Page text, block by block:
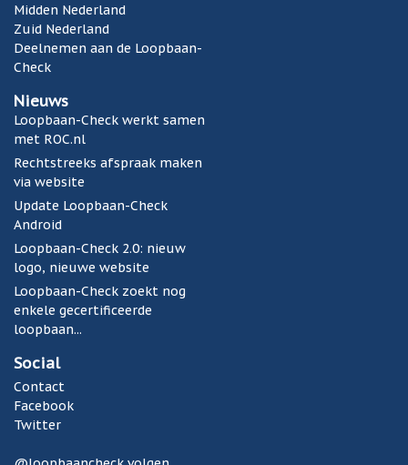
Midden Nederland
Zuid Nederland
Deelnemen aan de Loopbaan-
Check
Nieuws
Loopbaan-Check werkt samen
met ROC.nl
Rechtstreeks afspraak maken
via website
Update Loopbaan-Check
Android
Loopbaan-Check 2.0: nieuw
logo, nieuwe website
Loopbaan-Check zoekt nog
enkele gecertificeerde
loopbaan...
Social
Contact
Facebook
Twitter